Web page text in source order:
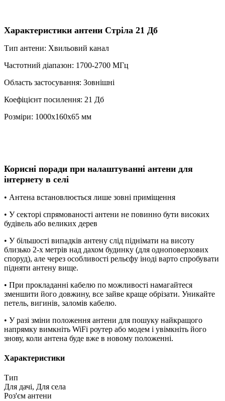
Характеристики антени Стріла 21 Дб
Тип антени: Хвильовий канал
Частотний діапазон: 1700-2700 МГц
Область застосування: Зовнішні
Коефіцієнт посилення: 21 Дб
Розміри: 1000х160х65 мм
Корисні поради при налаштуванні антени для
інтернету в селі
• Антена встановлюється лише зовні приміщення
• У секторі спрямованості антени не повинно бути високих
будівель або великих дерев
• У більшості випадків антену слід піднімати на висоту
близько 2-х метрів над дахом будинку (для одноповерхових
споруд), але через особливості рельєфу іноді варто спробувати
підняти антену вище.
• При прокладанні кабелю по можливості намагайтеся
зменшити його довжину, все зайве краще обрізати. Уникайте
петель, вигинів, заломів кабелю.
• У разі зміни положення антени для пошуку найкращого
напрямку вимкніть WiFi роутер або модем і увімкніть його
знову, коли антена буде вже в новому положенні.
Характеристики
Тип
Для дачі, Для села
Роз'єм антени